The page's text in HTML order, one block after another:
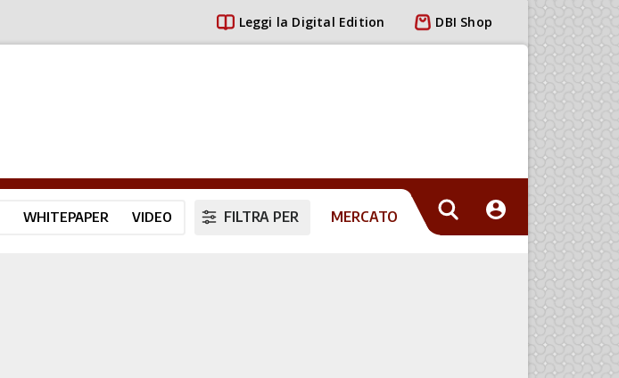
Leggi la Digital Edition DBI Shop
WHITEPAPER VIDEO FILTRA PER MERCATO